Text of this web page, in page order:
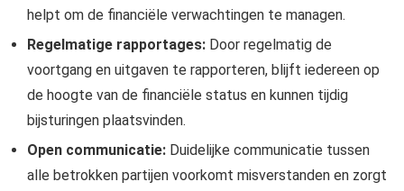
helpt om de financiële verwachtingen te managen.
Regelmatige rapportages: Door regelmatig de
voortgang en uitgaven te rapporteren, blijft iedereen op
de hoogte van de financiële status en kunnen tijdig
bijsturingen plaatsvinden.
Open communicatie: Duidelijke communicatie tussen
alle betrokken partijen voorkomt misverstanden en zorgt